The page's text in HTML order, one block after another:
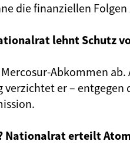
die finanziellen Folgen
lehnt Schutz
Abkommen ab.
verzichtet er – entgegen
Nationalrat erteilt